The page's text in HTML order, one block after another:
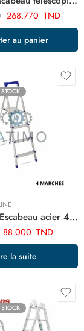
268.770 TND
au panier
CASALINE Escabeau acier 4 marches ART0294M
88.000 TND
la suite